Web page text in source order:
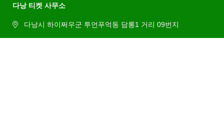
다낭 티켓 사무소
다낭시 하이쩌우군 투언푸억동 담롱1 거리 09번지